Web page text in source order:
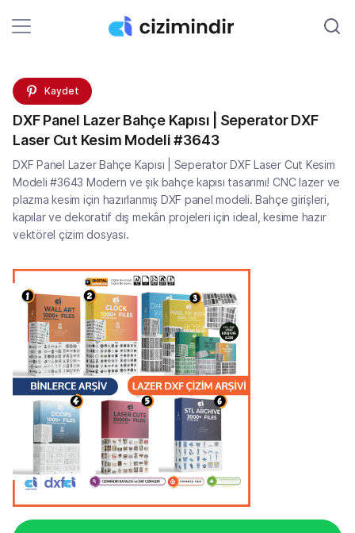
Kaydet
DXF Panel Lazer Bahçe Kapısı | Seperator DXF
Laser Cut Kesim Modeli #3643
DXF Panel Lazer Bahçe Kapısı | Seperator DXF Laser Cut Kesim
Modeli #3643 Modern ve şık bahçe kapısı tasarımı! CNC lazer ve
plazma kesim için hazırlanmış DXF panel modeli. Bahçe girişleri,
kapılar ve dekoratif dış mekân projeleri için ideal, kesime hazır
vektörel çizim dosyası.